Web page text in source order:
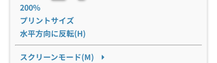
200%
プリントサイズ
水平方向に反転(H)
スクリーンモード(M)